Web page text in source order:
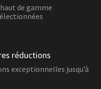
de gamme
réductions
exceptionnelles jusqu’à